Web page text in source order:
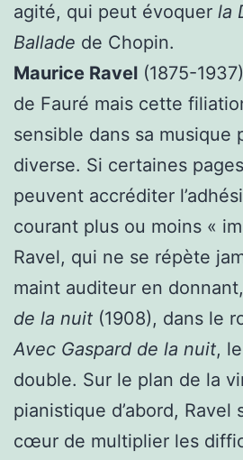
agité, qui peut évoquer la
Ballade de Chopin.
Maurice Ravel (1875-
de Fauré mais cette
sensible dans sa musique
diverse. Si certaines
peuvent accréditer
courant plus ou moins «
Ravel, qui ne se répète
maint auditeur en
de la nuit (1908), dans le
Avec Gaspard de la nuit,
double. Sur le plan de la
pianistique d’abord, Ravel
cœur de multiplier les